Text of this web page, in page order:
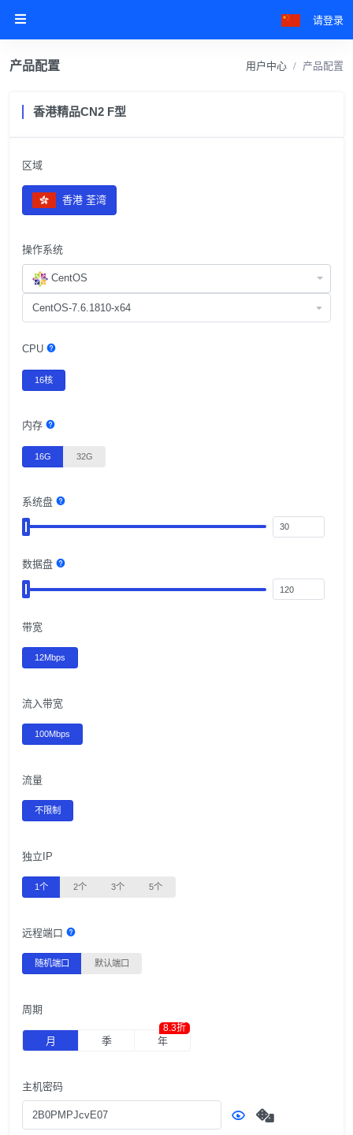
请登录
产品配置 用户中心 产品配置
香港精品CN2 F型
区域
香港 荃湾
操作系统
CentOS
CPU
16核
内存
16G 32G
系统盘
数据盘
带宽
12Mbps
流入带宽
100Mbps
流量
不限制
独立IP
1个 2个 3个 5个
远程端口
随机端口 默认端口
周期
月 季 年
8.3折
主机密码